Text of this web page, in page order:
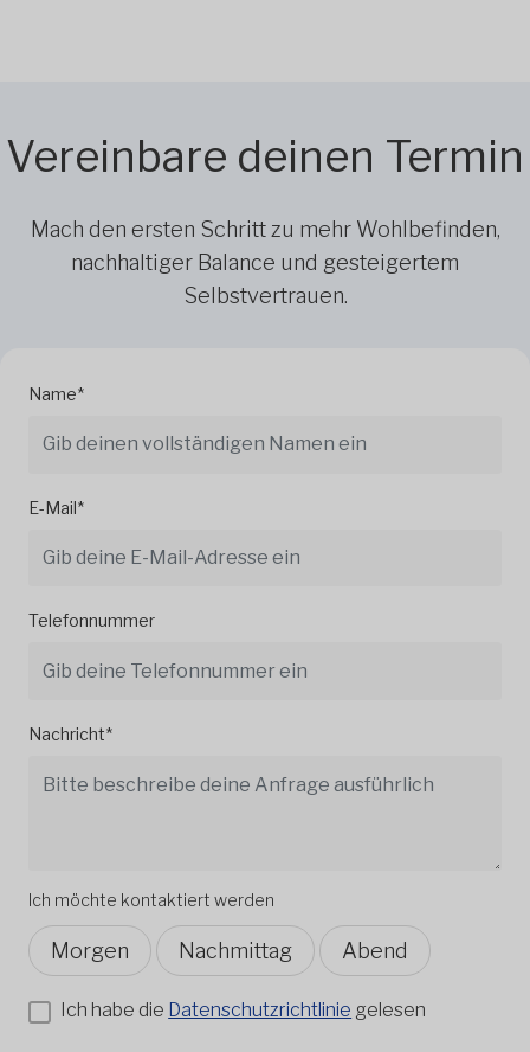
Vereinbare deinen Termin
Mach den ersten Schritt zu mehr Wohlbefinden,
nachhaltiger Balance und gesteigertem
Selbstvertrauen.
Name*
E-Mail*
Telefonnummer
Nachricht*
Ich möchte kontaktiert werden
Morgen Nachmittag Abend
Ich habe die Datenschutzrichtlinie gelesen